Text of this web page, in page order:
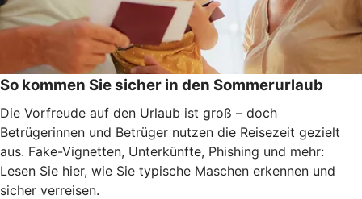
So kommen Sie sicher in den Sommerurlaub
Die Vorfreude auf den Urlaub ist groß – doch
Betrügerinnen und Betrüger nutzen die Reisezeit gezielt
aus. Fake-Vignetten, Unterkünfte, Phishing und mehr:
Lesen Sie hier, wie Sie typische Maschen erkennen und
sicher verreisen.